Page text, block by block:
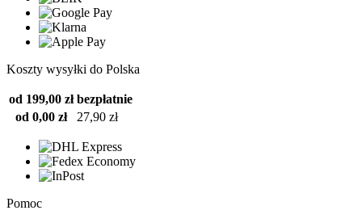
Koszty wysyłki do Polska
od 199,00 zł bezpłatnie
od 0,00 zł
27,90 zł
Pomoc